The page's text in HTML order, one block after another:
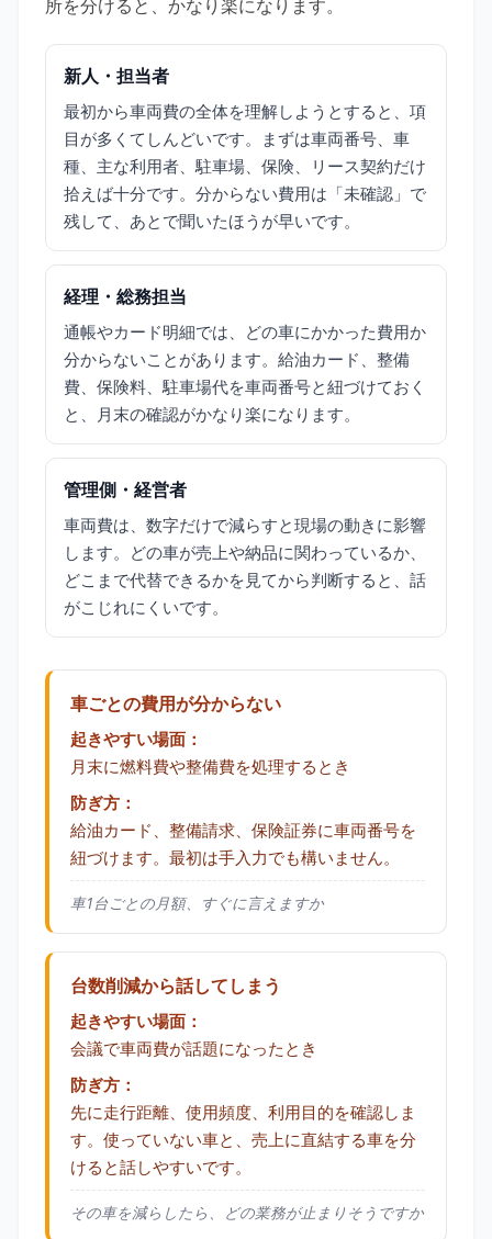
所を分けると、かなり楽になります。
新人・担当者
最初から車両費の全体を理解しようとすると、項
目が多くてしんどいです。まずは車両番号、車
種、主な利用者、駐車場、保険、リース契約だけ
拾えば十分です。分からない費用は「未確認」で
残して、あとで聞いたほうが早いです。
経理・総務担当
通帳やカード明細では、どの車にかかった費用か
分からないことがあります。給油カード、整備
費、保険料、駐車場代を車両番号と紐づけておく
と、月末の確認がかなり楽になります。
管理側・経営者
車両費は、数字だけで減らすと現場の動きに影響
します。どの車が売上や納品に関わっているか、
どこまで代替できるかを見てから判断すると、話
がこじれにくいです。
車ごとの費用が分からない
起きやすい場面：
月末に燃料費や整備費を処理するとき
防ぎ方：
給油カード、整備請求、保険証券に車両番号を
紐づけます。最初は手入力でも構いません。
車1台ごとの月額、すぐに言えますか
台数削減から話してしまう
起きやすい場面：
会議で車両費が話題になったとき
防ぎ方：
先に走行距離、使用頻度、利用目的を確認しま
す。使っていない車と、売上に直結する車を分
けると話しやすいです。
その車を減らしたら、どの業務が止まりそうですか